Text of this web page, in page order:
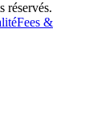
réservés.
Fees &